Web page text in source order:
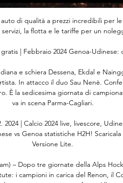
di qualità a prezzi incredibili per le
la flotta e le tariffe per un
| Febbraio 2024 Genoa-Udinese:
e schiera Dessena, Ekdal e
In attacco il duo Sau Nenè.
È la sedicesima giornata di
va in scena Parma-Cagliari.
2024 | Calcio 2024 live, livescore,
vs Genoa statistiche H2H!
Versione Lite.
– Dopo tre giornate della Alps
i campioni in carica del Renon, il